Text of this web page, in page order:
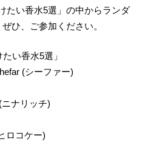
たい香水5選」の中からランダ
ひ、ご参加ください。
い香水5選」
(シーファー)
ナリッチ)
ロコケー)